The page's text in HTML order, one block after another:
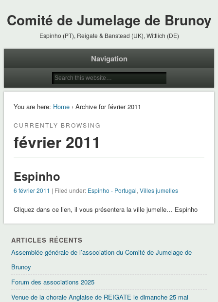
Comité de Jumelage de Brunoy
Espinho (PT), Reigate & Banstead (UK), Wittlich (DE)
Navigation
You are here: Home› Archive for février 2011
CURRENTLY BROWSING
février 2011
Espinho
6 février 2011 | Filed under: Espinho - Portugal, Villes jumelles
Cliquez dans ce lien, il vous présentera la ville jumelle… Espinho
ARTICLES RÉCENTS
Assemblée générale de l’association du Comité de Jumelage de
Brunoy
Forum des associations 2025
Venue de la chorale Anglaise de REIGATE le dimanche 25 mai